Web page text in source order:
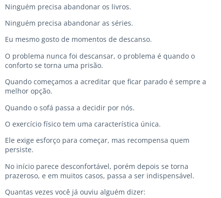
Ninguém precisa abandonar os livros.
Ninguém precisa abandonar as séries.
Eu mesmo gosto de momentos de descanso.
O problema nunca foi descansar, o problema é quando o
conforto se torna uma prisão.
Quando começamos a acreditar que ficar parado é sempre a
melhor opção.
Quando o sofá passa a decidir por nós.
O exercício físico tem uma característica única.
Ele exige esforço para começar, mas recompensa quem
persiste.
No início parece desconfortável, porém depois se torna
prazeroso, e em muitos casos, passa a ser indispensável.
Quantas vezes você já ouviu alguém dizer: